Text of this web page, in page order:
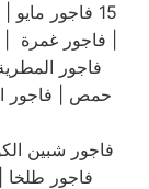
15 فاجور
| فاجور غمرة |
فاجور
حمص | فاجور
فاجور شبين
فاجور طلخا